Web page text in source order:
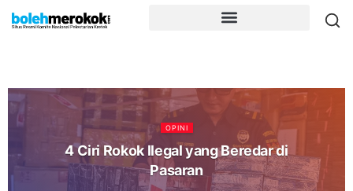
OPINI
4 Ciri Rokok Ilegal yang Beredar di
Pasaran